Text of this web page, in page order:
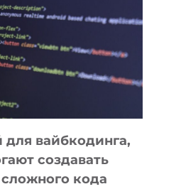
вайбкодинга,
создавать
кода